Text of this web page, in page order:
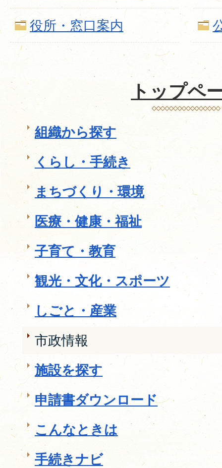
役所・窓口案内
トップペ
組織から探す
くらし・手続き
まちづくり・環境
医療・健康・福祉
子育て・教育
観光・文化・スポーツ
しごと・産業
市政情報
施設を探す
申請書ダウンロード
こんなときは
手続きナビ